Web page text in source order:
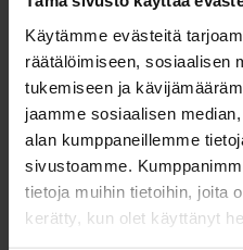
Käytämme evästeitä
räätälöimiseen, sosiaalisen
tukemiseen ja
jaamme sosiaalisen
alan kumppaneillemme
sivustoamme.
tietoja muihin tietoihin, joita
kerätty, kun olet käyttänyt
”Halusimme myös ison
ikkunoilla”, Mimmi listaa.